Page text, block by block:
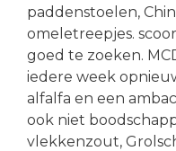
paddenstoelen,
omeletreepjes.
goed te zoeken.
iedere week
alfalfa en een
ook niet
vlekkenzout,